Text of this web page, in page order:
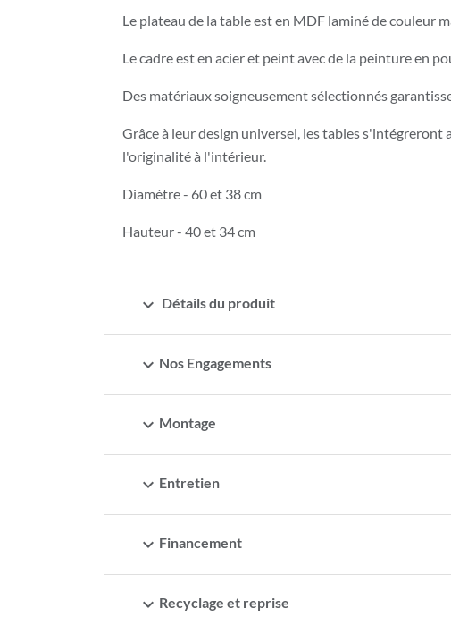
Le plateau de la table est en MDF laminé de couleur
Le cadre est en acier et peint avec de la peinture en
Des matériaux soigneusement sélectionnés
Grâce à leur design universel, les tables
l'originalité à l'intérieur.
Diamètre - 60 et 38 cm
Hauteur - 40 et 34 cm
expand_more Détails du produit
expand_more Nos Engagements
expand_more Montage
expand_more Entretien
expand_more Financement
expand_more Recyclage et reprise